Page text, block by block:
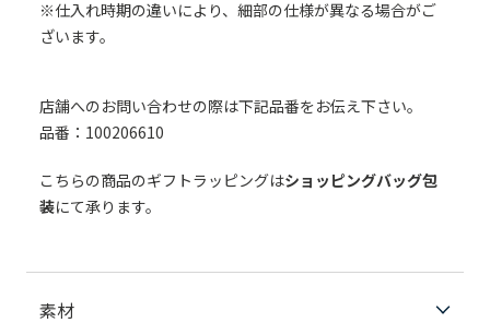
※仕入れ時期の違いにより、細部の仕様が異なる場合がご
ざいます。
店舗へのお問い合わせの際は下記品番をお伝え下さい。
品番：100206610
こちらの商品のギフトラッピングはショッピングバッグ包
装にて承ります。
素材